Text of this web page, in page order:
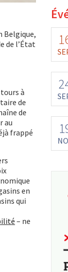
Belgique,
de l’État
à
de
de
au
frappé
en
qui
– ne